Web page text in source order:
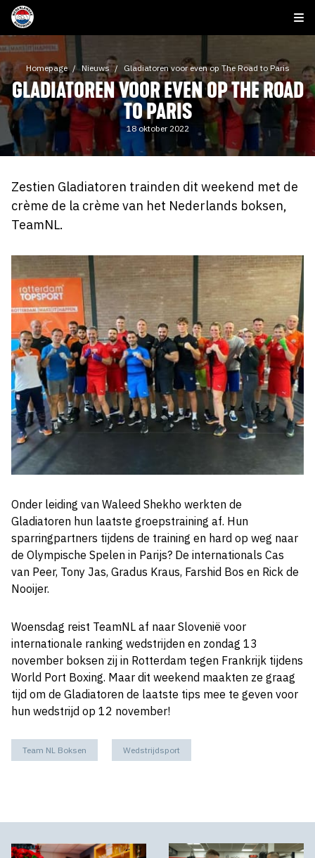
Homepage Nieuws Gladiatoren voor even op The Road to Paris
GLADIATOREN VOOR EVEN OP THE ROAD
TO PARIS
18 oktober 2022
Zestien Gladiatoren trainden dit weekend met de
crème de la crème van het Nederlands boksen,
TeamNL.
Onder leiding van Waleed Shekho werkten de
Gladiatoren hun laatste groepstraining af. Hun
sparringpartners tijdens de training en hard op weg naar
de Olympische Spelen in Parijs? De internationals Cas
van Peer, Tony Jas, Gradus Kraus, Farshid Bos en Rick de
Nooijer.
Woensdag reist TeamNL af naar Slovenië voor
internationale ranking wedstrijden en zondag 13
november boksen zij in Rotterdam tegen Frankrijk tijdens
World Port Boxing. Maar dit weekend maakten ze graag
tijd om de Gladiatoren de laatste tips mee te geven voor
hun wedstrijd op 12 november!
Team NL Boksen Wedstrijdsport